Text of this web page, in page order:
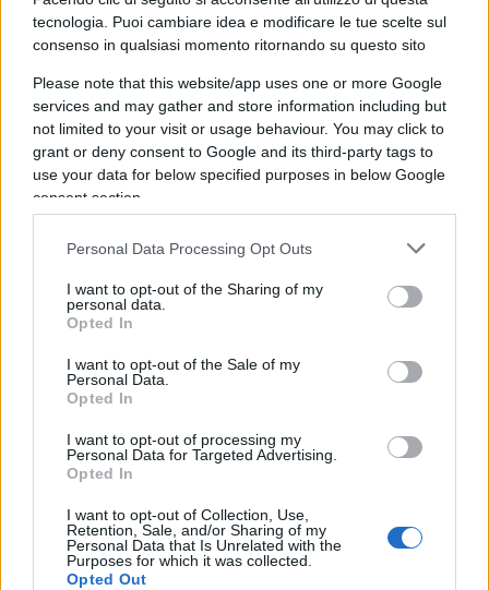
tecnologia. Puoi cambiare idea e modificare le tue scelte sul
consenso in qualsiasi momento ritornando su questo sito
Please note that this website/app uses one or more Google
services and may gather and store information including but
not limited to your visit or usage behaviour. You may click to
grant or deny consent to Google and its third-party tags to
use your data for below specified purposes in below Google
consent section.
Personal Data Processing Opt Outs
I want to opt-out of the Sharing of my
personal data.
Opted In
I want to opt-out of the Sale of my
Personal Data.
Opted In
I want to opt-out of processing my
Personal Data for Targeted Advertising.
Opted In
I want to opt-out of Collection, Use,
Retention, Sale, and/or Sharing of my
Personal Data that Is Unrelated with the
Purposes for which it was collected.
Opted Out
nome”. Peccato che, a uno sguardo appena più
attento, le contraddizioni emergano senza
nemmeno troppo sforzo. I giovani dovrebbero
costruirsi una vita autonoma, ma tassare gli affitti
significa rendere le locazioni ancora più care.
Dovrebbero restare in Italia e lavorare ad alta
qualificazione, ma togliere la flat tax agli
percorso. Dovrebbero occuparsi degli anziani, che
però sono invitati a pagare in anticipo la tassa di
successione.
I numeri che non commuovono
Forse le lacrime aiutano a far passare il
messaggio, ma i numeri restano testardi. Durante
il governo Monti,
Lavoro, lapressione fiscale ha toccato il record
storico del 45,1% del Pil. Sono arrivati l’Imu sulla
prima casa, la Tobin tax e l’aumento delle